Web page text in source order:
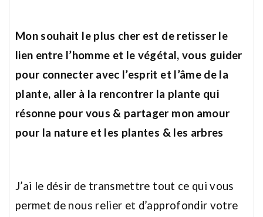
Mon souhait le plus cher est de retisser le
lien entre l’homme et le végétal, vous guider
pour connecter avec l’esprit et l’âme de la
plante, aller à la rencontrer la plante qui
résonne pour vous & partager mon amour
pour la nature et les plantes & les arbres
J’ai le désir de transmettre tout ce qui vous
permet de nous relier et d’approfondir votre